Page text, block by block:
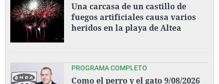
Una carcasa de un castillo de
fuegos artificiales causa varios
heridos en la playa de Altea
PROGRAMA COMPLETO
Como el perro y el gato 9/08/2026